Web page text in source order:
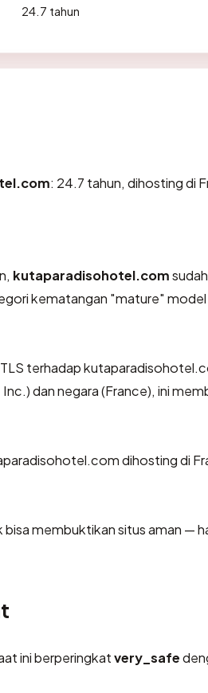
24.7 tahun
: 24.7 tahun, dihosting di
kutaparadisohotel.com
kematangan "mature" model
terhadap
dan negara (France), ini
dihosting di
membuktikan situs aman —
ini berperingkatvery_safe